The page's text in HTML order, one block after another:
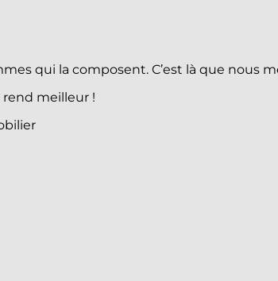
qui la composent. C’est là que
meilleur !